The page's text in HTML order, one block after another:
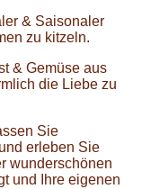
& Saisonaler
zu kitzeln.
& Gemüse aus
die Liebe zu
Sie
erleben Sie
wunderschönen
und Ihre eigenen